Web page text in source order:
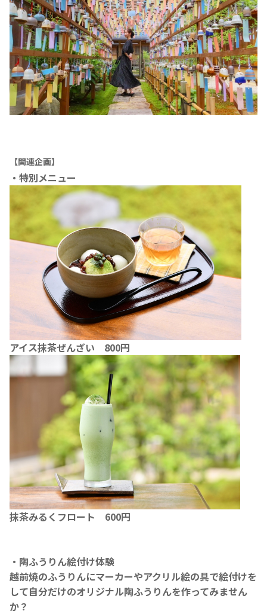
【関連企画】
・特別メニュー
アイス抹茶ぜんざい 800円
抹茶みるくフロート 600円
・陶ふうりん絵付け体験
越前焼のふうりんにマーカーやアクリル絵の具で絵付けを
して自分だけのオリジナル陶ふうりんを作ってみません
か？